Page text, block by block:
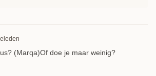
(Marqa)Of doe je maar weinig?